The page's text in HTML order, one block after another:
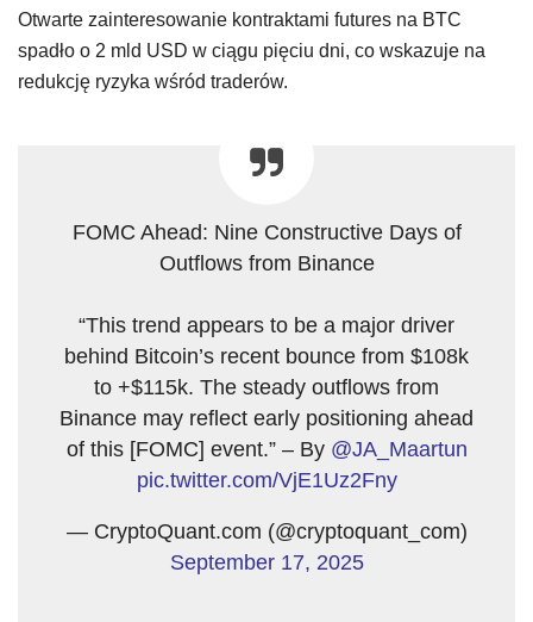
Otwarte zainteresowanie kontraktami futures na BTC
spadło o 2 mld USD w ciągu pięciu dni, co wskazuje na
redukcję ryzyka wśród traderów.
FOMC Ahead: Nine Constructive Days of
Outflows from Binance
“This trend appears to be a major driver
behind Bitcoin’s recent bounce from $108k
to +$115k. The steady outflows from
Binance may reflect early positioning ahead
of this [FOMC] event.” – By @JA_Maartun
pic.twitter.com/VjE1Uz2Fny
— CryptoQuant.com (@cryptoquant_com)
September 17, 2025